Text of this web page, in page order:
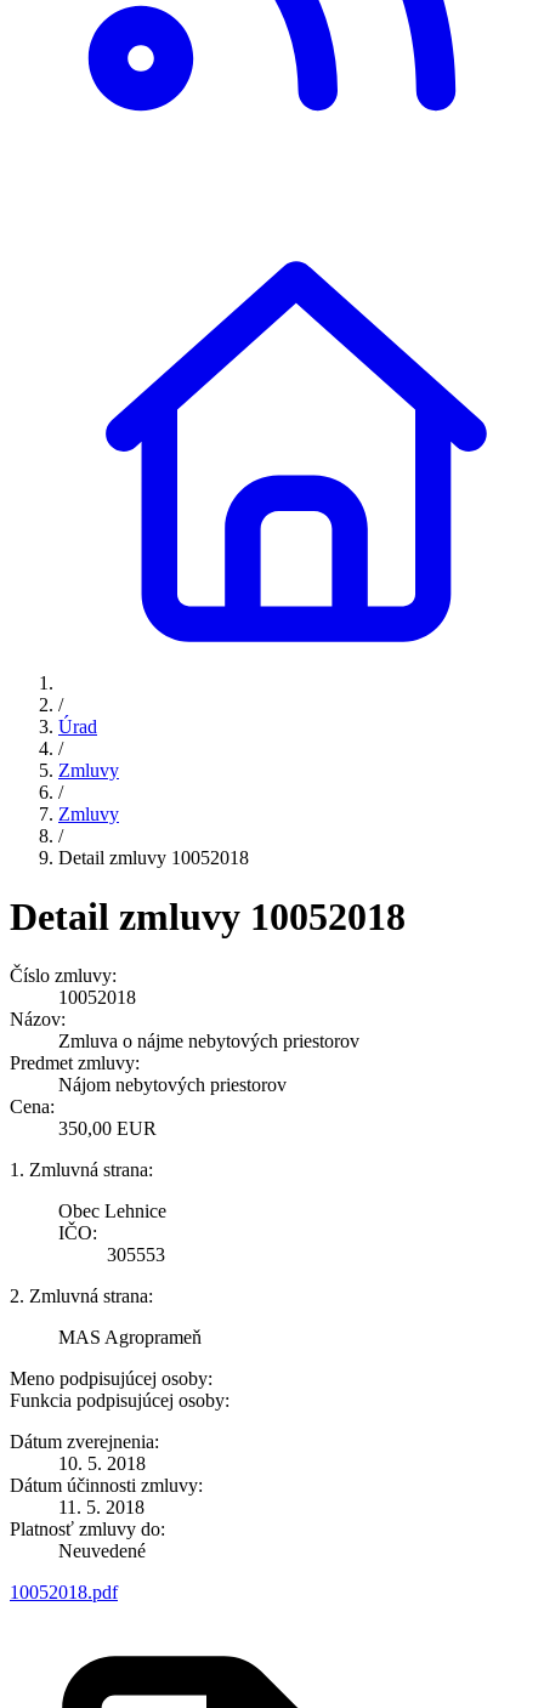
/
Úrad
/
Zmluvy
/
Zmluvy
/
Detail zmluvy 10052018
Detail zmluvy 10052018
Číslo zmluvy:
10052018
Názov:
Zmluva o nájme nebytových priestorov
Predmet zmluvy:
Nájom nebytových priestorov
Cena:
350,00 EUR
1. Zmluvná strana:
Obec Lehnice
IČO:
305553
2. Zmluvná strana:
MAS Agroprameň
Meno podpisujúcej osoby:
Funkcia podpisujúcej osoby:
Dátum zverejnenia:
10. 5. 2018
Dátum účinnosti zmluvy:
11. 5. 2018
Platnosť zmluvy do:
Neuvedené
10052018.pdf